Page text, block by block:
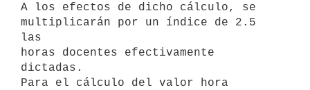
A los efectos de dicho cálculo, se
multiplicarán por un índice de 2.5
las
horas docentes efectivamente
dictadas.
Para el cálculo del valor hora